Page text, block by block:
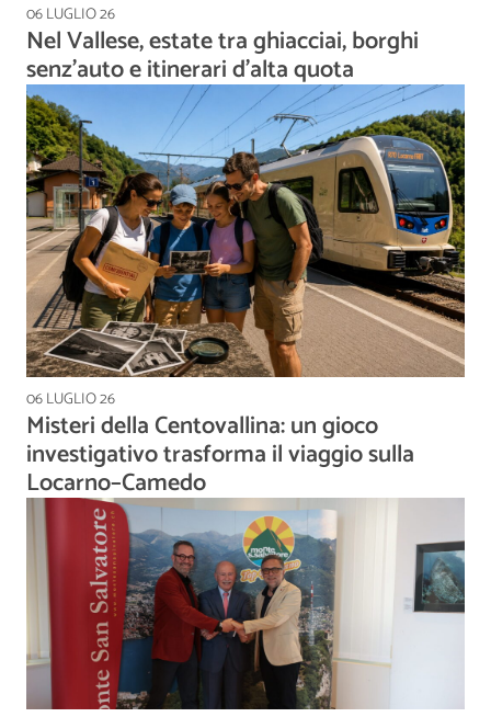
06 LUGLIO 26
Nel Vallese, estate tra ghiacciai, borghi
senz'auto e itinerari d'alta quota
06 LUGLIO 26
Misteri della Centovallina: un gioco
investigativo trasforma il viaggio sulla
Locarno–Camedo